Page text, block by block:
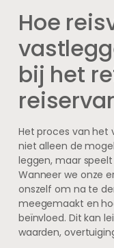
Hoe
bij het
Het proces van het
niet alleen de
leggen, maar
Wanneer we onze
onszelf om na te
meegemaakt en
beïnvloed. Dit kan
waarden,